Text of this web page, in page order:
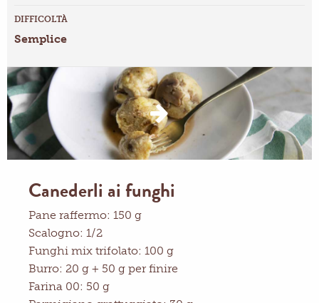
DIFFICOLTÀ
Semplice
Canederli ai funghi
Pane raffermo: 150 g
Scalogno: 1/2
Funghi mix trifolato: 100 g
Burro: 20 g + 50 g per finire
Farina 00: 50 g